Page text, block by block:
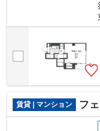
賃貸 | マンション フ